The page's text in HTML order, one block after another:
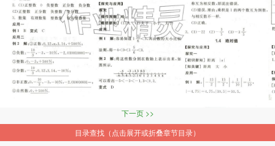
下一页 >>
目录查找（点击展开或折叠章节目录）